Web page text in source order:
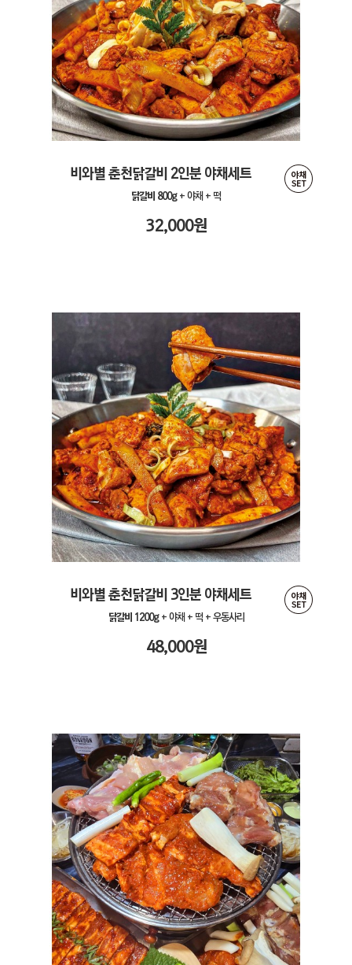
비와별 춘천닭갈비 2인분 야채세트
닭갈비 800g+ 야채 + 떡
32,000원
비와별 춘천닭갈비 3인분 야채세트
닭갈비 1200g+ 야채 + 떡 + 우동사리
48,000원